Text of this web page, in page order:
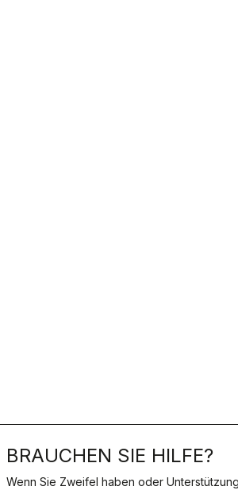
BRAUCHEN SIE HILFE?
Wenn Sie Zweifel haben oder